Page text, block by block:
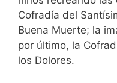
Cofradía del
Buena Muerte; la
por último, la
los Dolores.